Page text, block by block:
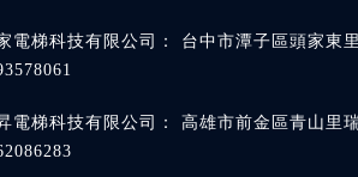
台中市潭子區頭家東
高雄市前金區青山里